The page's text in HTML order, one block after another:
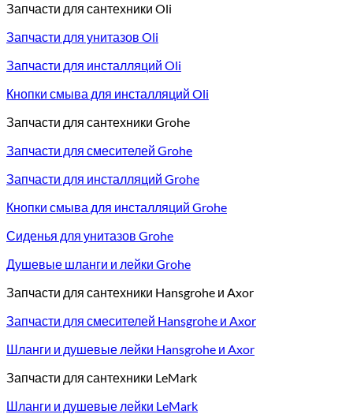
Запчасти для сантехники Oli
Запчасти для унитазов Oli
Запчасти для инсталляций Oli
Кнопки смыва для инсталляций Oli
Запчасти для сантехники Grohe
Запчасти для смесителей Grohe
Запчасти для инсталляций Grohe
Кнопки смыва для инсталляций Grohe
Сиденья для унитазов Grohe
Душевые шланги и лейки Grohe
Запчасти для сантехники Hansgrohe и Axor
Запчасти для смесителей Hansgrohe и Axor
Шланги и душевые лейки Hansgrohe и Axor
Запчасти для сантехники LeMark
Шланги и душевые лейки LeMark